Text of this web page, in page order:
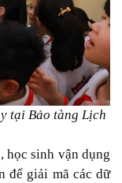
tại Bảo tàng Lịch
học sinh vận dụng
để giải mã các dữ